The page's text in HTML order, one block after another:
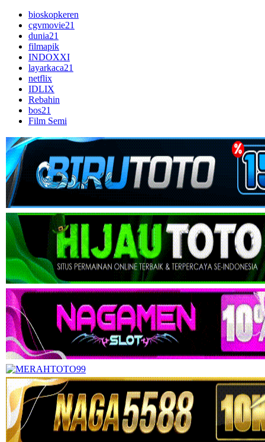
bioskopkeren
cgvmovie21
dunia21
filmapik
INDOXXI
layarkaca21
netflix
IDLIX
Rebahin
bos21
Film Semi